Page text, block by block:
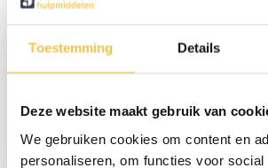
Toestemming Details
Deze website maakt gebruik van
We gebruiken cookies om content en
personaliseren, om functies voor social
Rolstoel Groen |
Lichtgewicht - 50 cm
449,- 449,-